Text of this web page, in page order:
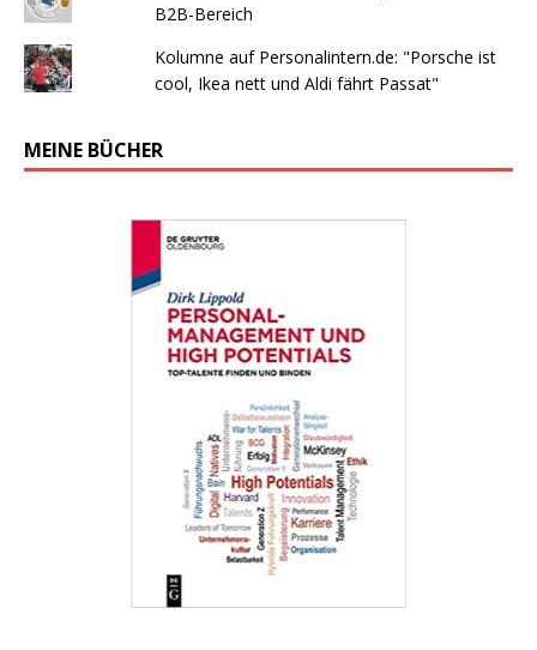
B2B-Bereich
Kolumne auf Personalintern.de: "Porsche ist
cool, Ikea nett und Aldi fährt Passat"
MEINE BÜCHER